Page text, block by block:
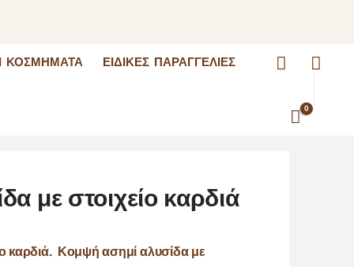
ΚΟΣΜΉΜΑΤΑ ΕΙΔΙΚΈΣ ΠΑΡΑΓΓΕΛΊΕΣ
0
με στοιχείο καρδιά
καρδιά. Κομψή ασημί αλυσίδα με